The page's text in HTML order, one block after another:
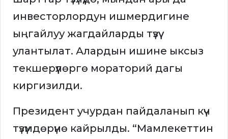
инвесторлордун ишмердигине
ыңгайлуу жагдайларды түзүү
улантылат. Алардын ишине ыксыз
текшерүүлөргө мораторий дагы
киргизилди.
Президент учурдан пайдаланып күч
түзүмдөрүнө кайрылды. “Мамлекеттин